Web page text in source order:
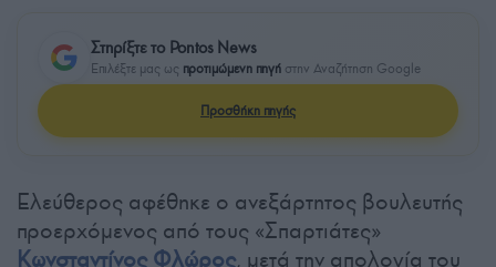
Στηρίξτε το Pontos News
Επιλέξτε μας ως προτιμώμενη πηγή στην Αναζήτηση Google
Προσθήκη πηγής
Ελεύθερος αφέθηκε ο ανεξάρτητος βουλευτής
προερχόμενος από τους «Σπαρτιάτες»
Κωνσταντίνος Φλώρος, μετά την απολογία του